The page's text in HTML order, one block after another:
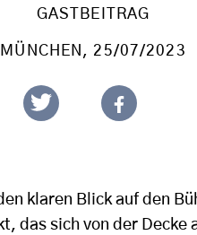
GASTBEITRAG
MÜNCHEN , 25/07/2023
klaren Blick auf den
das sich von der Decke